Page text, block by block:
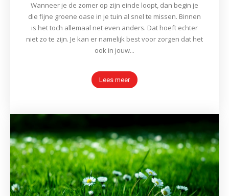
Wanneer je de zomer op zijn einde loopt, dan begin je
die fijne groene oase in je tuin al snel te missen. Binnen
is het toch allemaal net even anders. Dat hoeft echter
niet zo te zijn. Je kan er namelijk best voor zorgen dat het
ook in jouw...
Lees meer